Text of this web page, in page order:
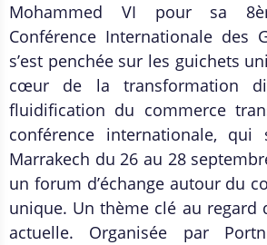
Mohammed VI pour sa
Conférence Internationale des
s’est penchée sur les guichets
cœur de la transformation
fluidification du commerce
conférence internationale, qui
Marrakech du 26 au 28
un forum d’échange autour du
unique. Un thème clé au regard
actuelle. Organisée par